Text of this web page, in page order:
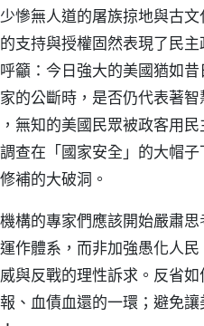
慘無人道的屠族掠地與古
支持與授權固然表現了民
籲：今日強大的美國猶如昔
的公斷時，是否仍代表著智
無知的美國民眾被政客用
查在「國家安全」的大帽
補的大破洞。
構的專家們應該開始嚴肅
作體系，而非加強愚化人
與反戰的理性訴求。反省
、血債血還的一環；避免